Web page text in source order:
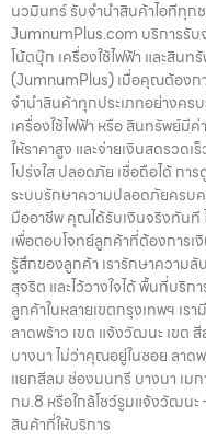
นวมินทร์ รับจำนำสินค้าไอทีทุก
JumnumPlus.com บริการรับ
โน้ตบุ๊ก เครื่องใช้ไฟฟ้า และสิน
(JumnumPlus) เมื่อคุณต้องกา
จำนำสินค้าทุกประเภทอย่างคร
เครื่องใช้ไฟฟ้า หรือ สินทรัพย์มี
ให้ราคาสูง และจ่ายเงินสดรวดเ
โปร่งใส ปลอดภัย เชื่อถือได้ ก
ระบบรักษาความปลอดภัยครบ
มืออาชีพ คุณได้รับเงินจริงทันที
เพื่อตอบโจทย์ลูกค้าที่ต้องการเ
รู้สึกของลูกค้า เรารักษาความ
สุจริต และไว้วางใจได้ พื้นที่บริ
ลูกค้าในหลายเขตกรุงเทพฯ เ
ลาดพร้าว เขต แจ้งวัฒนะ เขต
บางนา ไม่ว่าคุณอยู่ในซอย ลาด
แยกสีลม ช่องนนทรี บางนา เม
กม.8 หรือใกล้โชว์รูมแจ้งวัฒนะ
สินค้าที่ให้บริการ